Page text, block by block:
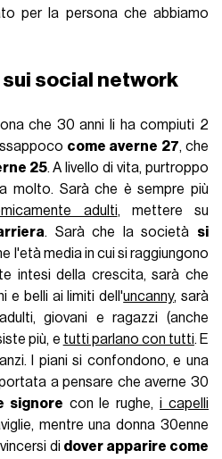
per la persona che abbiamo
sui social network
che 30 anni li ha compiuti 2
come averne 27, che
25. A livello di vita, purtroppo
molto. Sarà che è sempre più
adulti, mettere su
. Sarà che la società si
l'età media in cui si raggiungono
intesi della crescita, sarà che
e belli ai limiti dell'uncanny, sarà
giovani e ragazzi (anche
più, e tutti parlano con tutti. E
I piani si confondono, e una
a pensare che averne 30
signore con le rughe,i capelli
mentre una donna 30enne
di dover apparire come